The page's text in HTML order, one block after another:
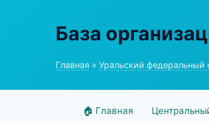
База
Главная » Уральский федеральный
🏠 Главная